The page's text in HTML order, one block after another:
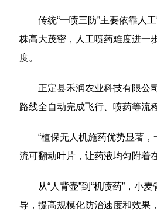
传统“一喷三防”主要依靠人
株高大茂密，人工喷药难度进一
度。
正定县禾润农业科技有限公
路线全自动完成飞行、喷药等流
“植保无人机施药优势显著
流可翻动叶片，让药液均匀附着
从“人背壶”到“机喷药”，小
导，提高规模化防治速度和效果